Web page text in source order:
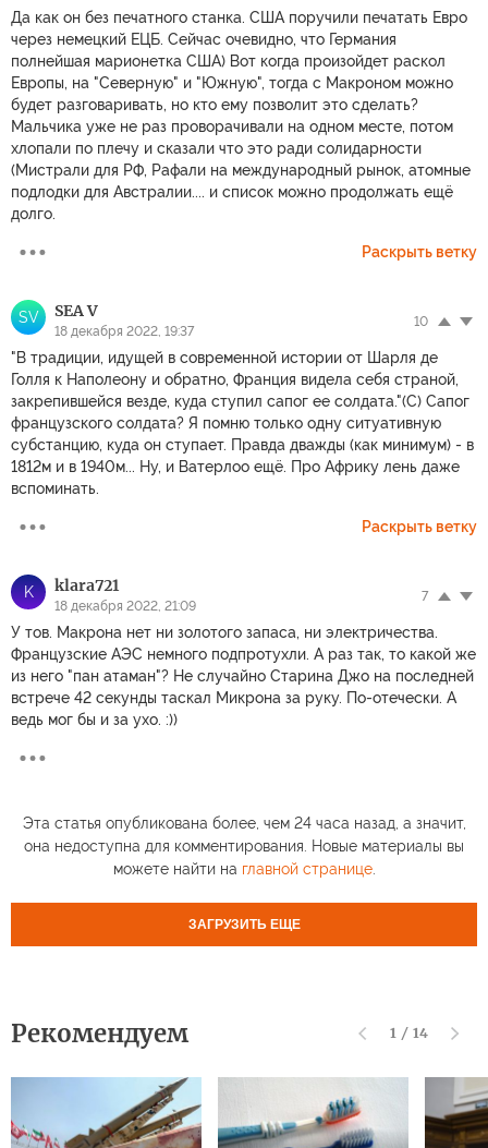
Да как он без печатного станка. США поручили печатать Евро
через немецкий ЕЦБ. Сейчас очевидно, что Германия
полнейшая марионетка США) Вот когда произойдет раскол
Европы, на "Северную" и "Южную", тогда с Макроном можно
будет разговаривать, но кто ему позволит это сделать?
Мальчика уже не раз проворачивали на одном месте, потом
хлопали по плечу и сказали что это ради солидарности
(Мистрали для РФ, Рафали на международный рынок, атомные
подлодки для Австралии.... и список можно продолжать ещё
долго.
Раскрыть ветку
SV SEA V
18 декабря 2022, 19:37
10
"В традиции, идущей в современной истории от Шарля де
Голля к Наполеону и обратно, Франция видела себя страной,
закрепившейся везде, куда ступил сапог ее солдата."(С) Сапог
французского солдата? Я помню только одну ситуативную
субстанцию, куда он ступает. Правда дважды (как минимум) - в
1812м и в 1940м... Ну, и Ватерлоо ещё. Про Африку лень даже
вспоминать.
Раскрыть ветку
K klara721
18 декабря 2022, 21:09
7
У тов. Макрона нет ни золотого запаса, ни электричества.
Французские АЭС немного подпротухли. А раз так, то какой же
из него "пан атаман"? Не случайно Старина Джо на последней
встрече 42 секунды таскал Микрона за руку. По-отечески. А
ведь мог бы и за ухо. :))
Эта статья опубликована более, чем 24 часа назад, а значит,
она недоступна для комментирования. Новые материалы вы
можете найти на главной странице.
ЗАГРУЗИТЬ ЕЩЕ
Рекомендуем 1 / 14